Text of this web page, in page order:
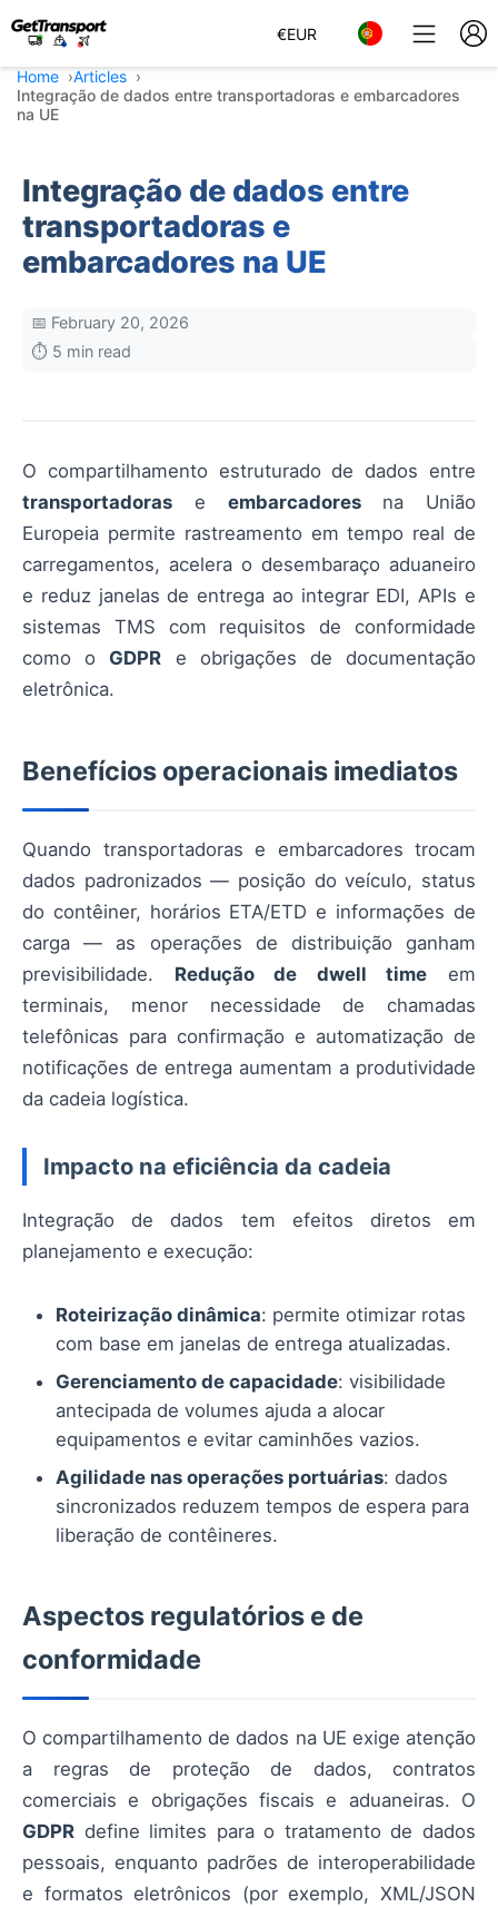
€EUR
Home
Articles
Integração de dados entre transportadoras e embarcadores
na UE
Integração de dados entre
transportadoras e
embarcadores na UE
📅 February 20, 2026
⏱️ 5 min read
O compartilhamento estruturado de dados entre
transportadoras e embarcadoresna União
Europeia permite rastreamento em tempo real de
carregamentos, acelera o desembaraço aduaneiro
e reduz janelas de entrega ao integrar EDI, APIs e
sistemas TMS com requisitos de conformidade
como o GDPR e obrigações de documentação
eletrônica.
Benefícios operacionais imediatos
Quando transportadoras e embarcadores trocam
dados padronizados — posição do veículo, status
do contêiner, horários ETA/ETD e informações de
carga — as operações de distribuição ganham
previsibilidade. Redução de dwell time em
terminais, menor necessidade de chamadas
telefônicas para confirmação e automatização de
notificações de entrega aumentam a produtividade
da cadeia logística.
Impacto na eficiência da cadeia
Integração de dados tem efeitos diretos em
planejamento e execução:
Roteirização dinâmica: permite otimizar rotas
com base em janelas de entrega atualizadas.
Gerenciamento de capacidade: visibilidade
antecipada de volumes ajuda a alocar
equipamentos e evitar caminhões vazios.
Agilidade nas operações portuárias: dados
sincronizados reduzem tempos de espera para
liberação de contêineres.
Aspectos regulatórios e de
conformidade
O compartilhamento de dados na UE exige atenção
a regras de proteção de dados, contratos
comerciais e obrigações fiscais e aduaneiras. O
GDPR define limites para o tratamento de dados
pessoais, enquanto padrões de interoperabilidade
e formatos eletrônicos (por exemplo, XML/JSON